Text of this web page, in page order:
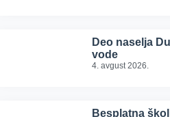
Deo naselja
vode
4. avgust 2026.
Besplatna